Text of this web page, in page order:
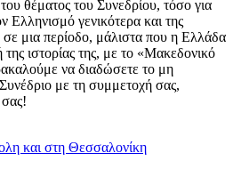
θέματος του Συνεδρίου, τόσο για
Ελληνισμό γενικότερα και της
σε μια περίοδο, μάλιστα που η Ελλάδα
ιστορίας της, με το «Μακεδονικό
να διαδώσετε το μη
με τη συμμετοχή σας,
σας!
και στη Θεσσαλονίκη